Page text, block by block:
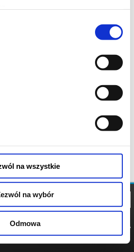
na wszystkie
na wybór
Odmowa
POLITYKA
POLITYKA